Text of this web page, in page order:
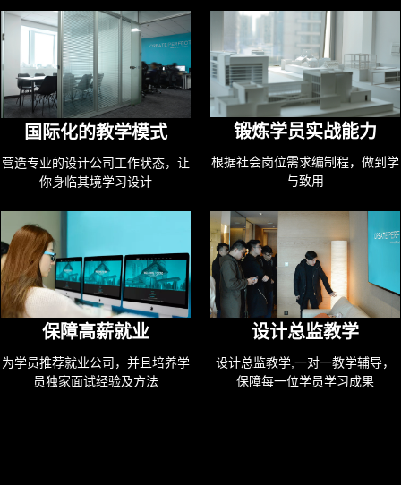
国际化的教学模式
营造专业的设计公司工作状态，让
你身临其境学习设计
锻炼学员实战能力
根据社会岗位需求编制程，做到学
与致用
保障高薪就业
为学员推荐就业公司，并且培养学
员独家面试经验及方法
设计总监教学
设计总监教学,一对一教学辅导，
保障每一位学员学习成果